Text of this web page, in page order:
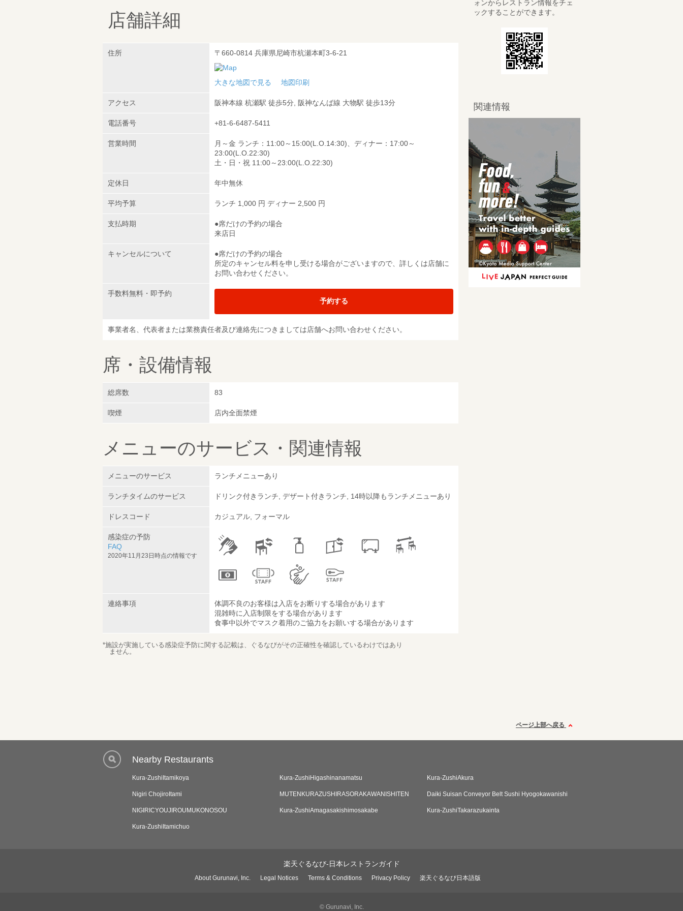
店舗詳細
住所 〒660-0814 兵庫県尼崎市杭瀬本町3-6-21
大きな地図で見る 地図印刷
アクセス 阪神本線 杭瀬駅 徒歩5分, 阪神なんば線 大物駅 徒歩13分
電話番号 +81-6-6487-5411
営業時間
月～金 ランチ：11:00～15:00(L.O.14:30)、ディナー：17:00～
23:00(L.O.22:30)
土・日・祝 11:00～23:00(L.O.22:30)
定休日 年中無休
平均予算 ランチ 1,000 円 ディナー 2,500 円
支払時期
●席だけの予約の場合
来店日
キャンセルについて
●席だけの予約の場合
所定のキャンセル料を申し受ける場合がございますので、詳しくは店舗に
お問い合わせください。
手数料無料・即予約
予約する
事業者名、代表者または業務責任者及び連絡先につきましては店舗へお問い合わせください。
席・設備情報
総席数 83
喫煙 店内全面禁煙
メニューのサービス・関連情報
メニューのサービス ランチメニューあり
ランチタイムのサービス ドリンク付きランチ, デザート付きランチ, 14時以降もランチメニューあり
ドレスコード カジュアル, フォーマル
感染症の予防
FAQ
2020年11月23日時点の情報です
連絡事項
体調不良のお客様は入店をお断りする場合があります
混雑時に入店制限をする場合があります
食事中以外でマスク着用のご協力をお願いする場合があります
*施設が実施している感染症予防に関する記載は、ぐるなびがその正確性を確認しているわけではあり
ません。
ォンからレストラン情報をチェ
ックすることができます。
関連情報
ページ上部へ戻る
Nearby Restaurants
Kura-ZushiItamikoya Kura-ZushiHigashinanamatsu Kura-ZushiAkura
Nigiri ChojiroItami MUTENKURAZUSHIRASORAKAWANISHITEN Daiki Suisan Conveyor Belt Sushi Hyogokawanishi
NIGIRICYOUJIROUMUKONOSOU Kura-ZushiAmagasakishimosakabe Kura-ZushiTakarazukainta
Kura-ZushiItamichuo
楽天ぐるなび-日本レストランガイド
About Gurunavi, Inc. Legal Notices Terms & Conditions Privacy Policy 楽天ぐるなび日本語版
© Gurunavi, Inc.